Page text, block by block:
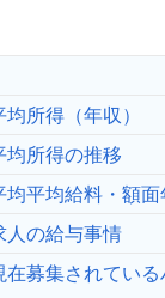
所得（年収）
均所得の推移
平均給料・額面
人の給与事情
募集されてい